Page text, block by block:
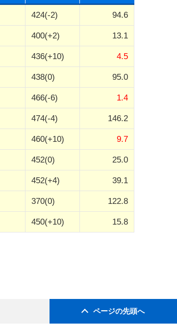
424(-2) 94.6
400(+2) 13.1
436(+10) 4.5
438(0) 95.0
466(-6) 1.4
474(-4) 146.2
460(+10) 9.7
452(0) 25.0
452(+4) 39.1
370(0) 122.8
450(+10) 15.8
ページの先頭へ